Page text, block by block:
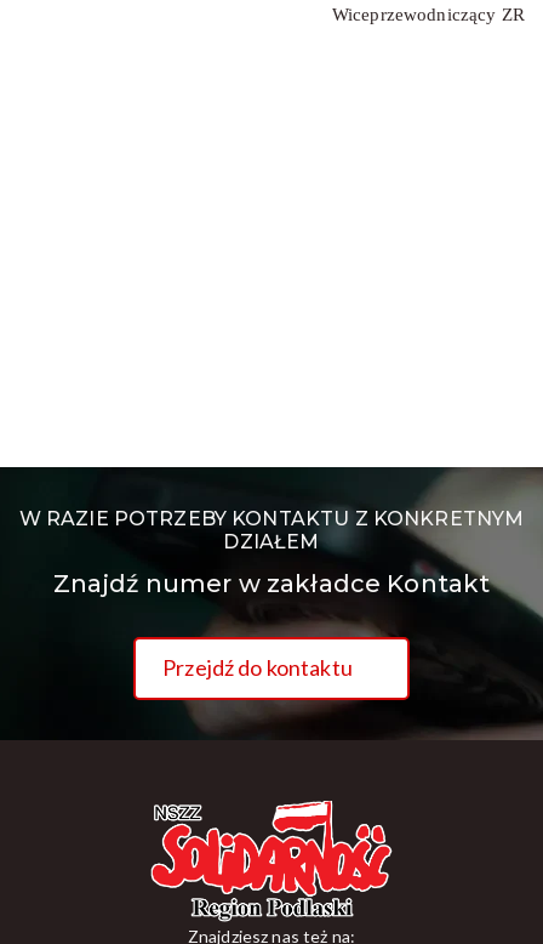
Wiceprzewodniczący ZR
W RAZIE POTRZEBY KONTAKTU Z KONKRETNYM
DZIAŁEM
Znajdź numer w zakładce Kontakt
Przejdź do kontaktu
Znajdziesz nas też na: